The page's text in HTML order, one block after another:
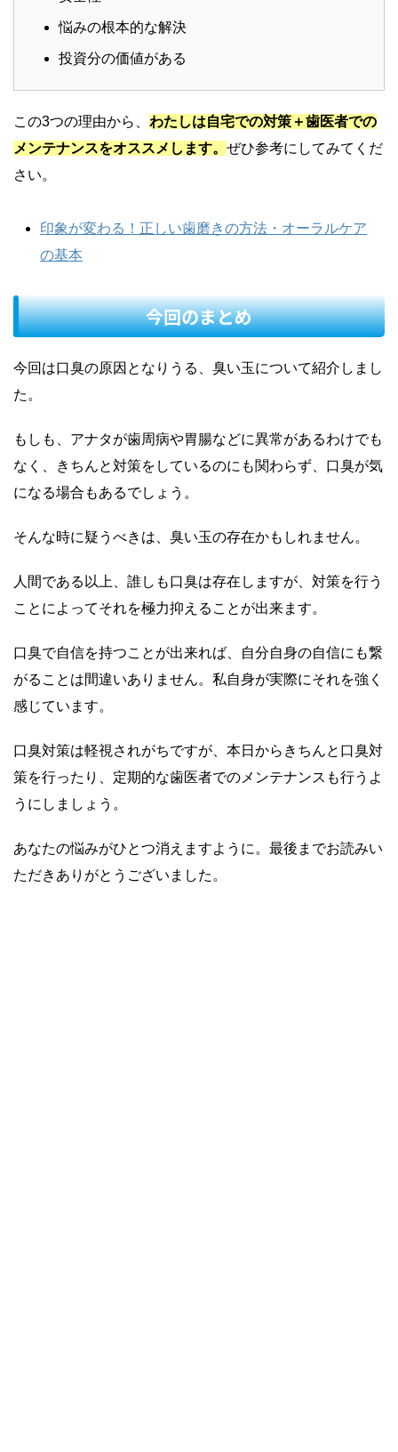
悩みの根本的な解決
投資分の価値がある
この3つの理由から、 わたしは自宅での対策＋歯医者での
メンテナンスをオススメします。 ぜひ参考にしてみてくだ
さい。
印象が変わる！正しい歯磨きの方法・オーラルケア
の基本
今回のまとめ
今回は口臭の原因となりうる、臭い玉について紹介しまし
た。
もしも、アナタが歯周病や胃腸などに異常があるわけでも
なく、きちんと対策をしているのにも関わらず、口臭が気
になる場合もあるでしょう。
そんな時に疑うべきは、臭い玉の存在かもしれません。
人間である以上、誰しも口臭は存在しますが、対策を行う
ことによってそれを極力抑えることが出来ます。
口臭で自信を持つことが出来れば、自分自身の自信にも繋
がることは間違いありません。私自身が実際にそれを強く
感じています。
口臭対策は軽視されがちですが、本日からきちんと口臭対
策を行ったり、定期的な歯医者でのメンテナンスも行うよ
うにしましょう。
あなたの悩みがひとつ消えますように。最後までお読みい
ただきありがとうございました。